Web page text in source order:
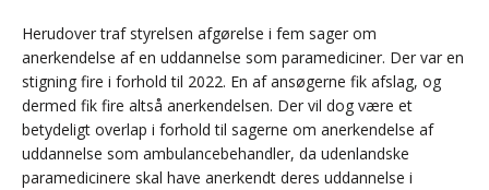
Herudover traf styrelsen afgørelse i fem sager om
anerkendelse af en uddannelse som paramediciner. Der var en
stigning fire i forhold til 2022. En af ansøgerne fik afslag, og
dermed fik fire altså anerkendelsen. Der vil dog være et
betydeligt overlap i forhold til sagerne om anerkendelse af
uddannelse som ambulancebehandler, da udenlandske
paramedicinere skal have anerkendt deres uddannelse i